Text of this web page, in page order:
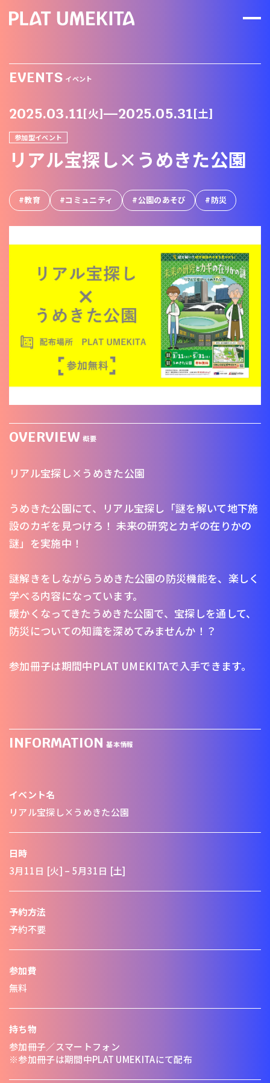
EVENTS イベント
2025.03.11[火] 2025.05.31 [土]
参加型イベント
リアル宝探し×うめきた公園
教育 コミュニティ 公園のあそび 防災
OVERVIEW 概要
リアル宝探し×うめきた公園
うめきた公園にて、リアル宝探し「謎を解いて地下施
設のカギを見つけろ！ 未来の研究とカギの在りかの
謎」を実施中！
謎解きをしながらうめきた公園の防災機能を、楽しく
学べる内容になっています。
暖かくなってきたうめきた公園で、宝探しを通して、
防災についての知識を深めてみませんか！？
参加冊子は期間中PLAT UMEKITAで入手できます。
INFORMATION 基本情報
イベント名
リアル宝探し×うめきた公園
日時
3月11日 [火] – 5月31日 [土]
予約方法
予約不要
参加費
無料
持ち物
参加冊子／スマートフォン
※参加冊子は期間中PLAT UMEKITAにて配布